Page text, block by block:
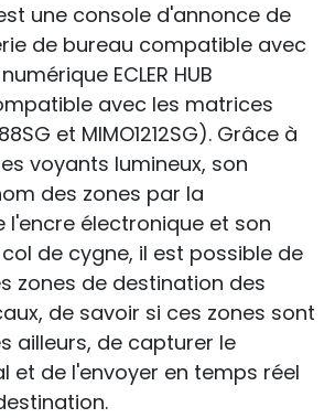
est une console d'annonce de
de bureau compatible avec
ECLER HUB
avec les matrices
et MIMO1212SG). Grâce à
voyants lumineux, son
des zones par la
l'encre électronique et son
de cygne, il est possible de
zones de destination des
de savoir si ces zones sont
ailleurs, de capturer le
et de l'envoyer en temps réel